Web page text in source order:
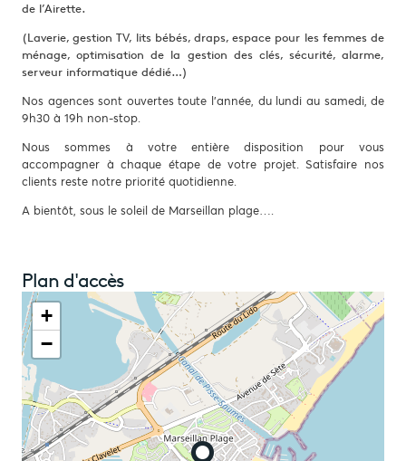
de l’Airette.
(Laverie, gestion TV, lits bébés, draps, espace pour les femmes de
ménage, optimisation de la gestion des clés, sécurité, alarme,
serveur informatique dédié…)
Nos agences sont ouvertes toute l'année, du lundi au samedi, de
9h30 à 19h non-stop.
Nous sommes à votre entière disposition pour vous
accompagner à chaque étape de votre projet. Satisfaire nos
clients reste notre priorité quotidienne.
A bientôt, sous le soleil de Marseillan plage….
Plan d'accès
+
−